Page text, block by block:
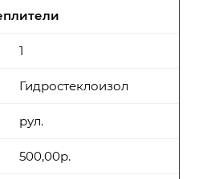
1
Гидростеклоизол
рул.
500,00р.